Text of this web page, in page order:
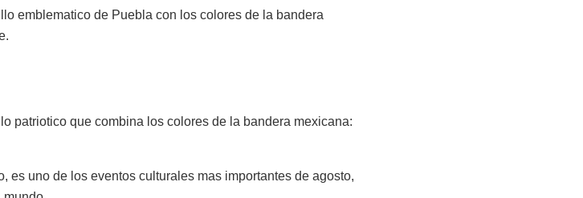
emblematico de Puebla con los colores de la bandera
patriotico que combina los colores de la bandera mexicana:
es uno de los eventos culturales mas importantes de agosto,